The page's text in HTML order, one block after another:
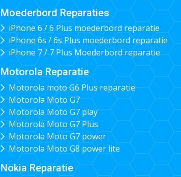
Moederbord Reparaties
iPhone 6 / 6 Plus moederbord reparatie
iPhone 6s / 6s Plus moederbord reparatie
iPhone 7 / 7 Plus Moederbord reparatie
Motorola Reparatie
Motorola moto G6 Plus reparatie
Motorola Moto G7
Motorola Moto G7 play
Motorola Moto G7 Plus
Motorola Moto G7 power
Motorola Moto G8 power lite
Nokia Reparatie